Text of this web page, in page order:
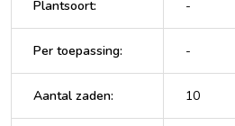
Plantsoort: -
Per toepassing: -
Aantal zaden: 10